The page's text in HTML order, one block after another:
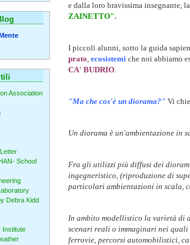
e dalla loro bravissima insegnante,
ZAINETTO".
I piccoli alunni, sotto la guida
prato, ecosistemiche noi abbiamo
CA' BUDRIO.
"Ma che cos'è un diorama?"Vi
Un diorama è un'ambientazione in
Fra gli utilizzi più diffusi dei
ingegneristico, (riproduzione di
particolari ambientazioni in scala,
In ambito modellistico la varietà di
scenari reali o immaginari nei
ferrovie, percorsi automobilistici,
Association
School
Debra Kidd
Institute